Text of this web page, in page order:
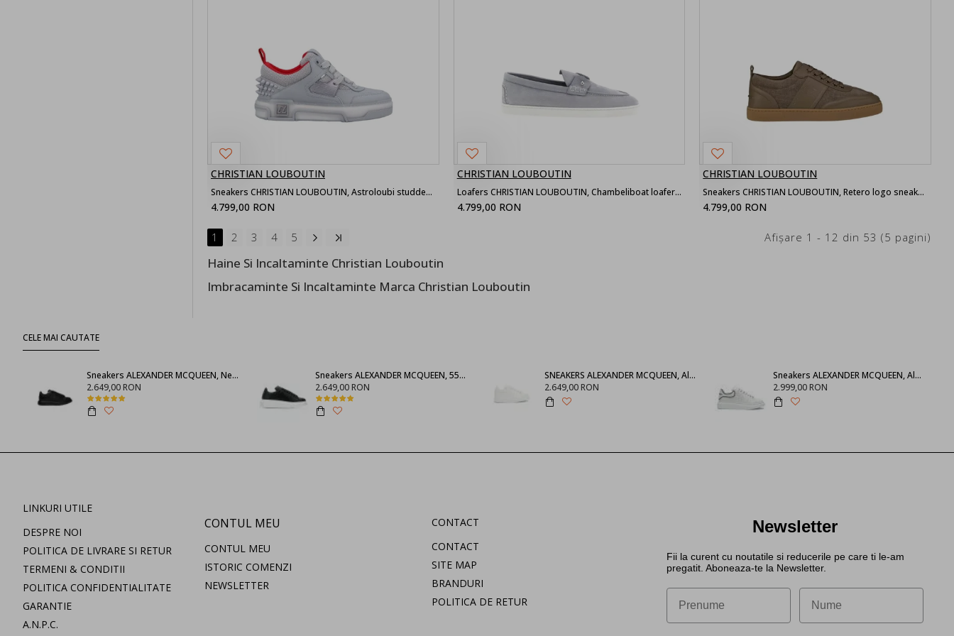
CHRISTIAN LOUBOUTIN
Sneakers CHRISTIAN LOUBOUTIN, Astroloubi studded sneakers, Gri
4.799,00 RON
CHRISTIAN LOUBOUTIN
Loafers CHRISTIAN LOUBOUTIN, Chambeliboat loafers, Grey
4.799,00 RON
CHRISTIAN LOUBOUTIN
Sneakers CHRISTIAN LOUBOUTIN, Retero logo sneakers, Brown
4.799,00 RON
1 2 3 4 5 Afişare 1 - 12 din 53 (5 pagini)
Haine Si Incaltaminte Christian Louboutin
Imbracaminte Si Incaltaminte Marca Christian Louboutin
CELE MAI CAUTATE
Sneakers ALEXANDER MCQUEEN, Negru full
2.649,00 RON
Sneakers ALEXANDER MCQUEEN, 553770WHGP01000
2.649,00 RON
SNEAKERS ALEXANDER MCQUEEN, Alb 553770WHGP09000
2.649,00 RON
Sneakers ALEXANDER MCQUEEN, Alb cu negru 625156WHXMT9074
2.999,00 RON
LINKURI UTILE
DESPRE NOI
POLITICA DE LIVRARE SI RETUR
TERMENI & CONDITII
POLITICA CONFIDENTIALITATE
GARANTIE
A.N.P.C.
CONTUL MEU
CONTUL MEU
ISTORIC COMENZI
NEWSLETTER
CONTACT
CONTACT
SITE MAP
BRANDURI
POLITICA DE RETUR
Newsletter
Fii la curent cu noutatile si reducerile pe care ti le-am
pregatit. Aboneaza-te la Newsletter.